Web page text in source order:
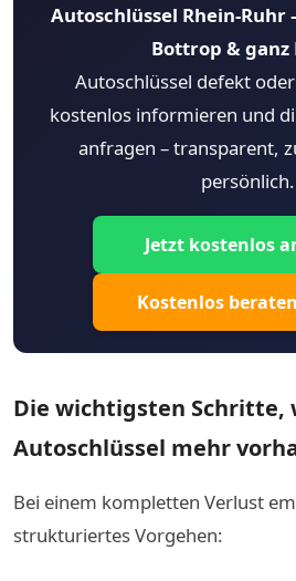
Autoschlüssel Rhein-Ruhr
Bottrop & ganz
Autoschlüssel defekt
kostenlos informieren und
anfragen – transparent,
persönlich.
Jetzt kostenlos
Kostenlos
Die wichtigsten Schritte,
Autoschlüssel mehr
Bei einem kompletten Verlust
strukturiertes Vorgehen: